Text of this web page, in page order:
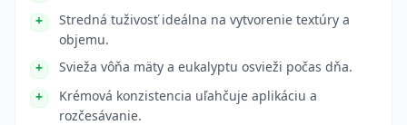
Stredná tuživosť ideálna na vytvorenie textúry a
objemu.
Svieža vôňa mäty a eukalyptu osvieži počas dňa.
Krémová konzistencia uľahčuje aplikáciu a
rozčesávanie.